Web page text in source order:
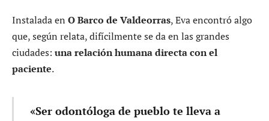
Instalada en O Barco de Valdeorras, Eva encontró algo
que, según relata, difícilmente se da en las grandes
ciudades: una relación humana directa con el
paciente.
«Ser odontóloga de pueblo te lleva a